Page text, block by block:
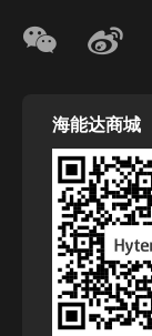
海能达商城